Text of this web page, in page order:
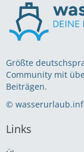
Größte
Community mit
Beiträgen.
©
Links